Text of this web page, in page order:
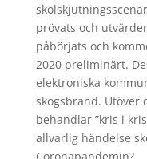
prövats och
påbörjats och
2020 preliminärt.
elektroniska
skogsbrand. Utöver
behandlar ”kris i
allvarlig händelse